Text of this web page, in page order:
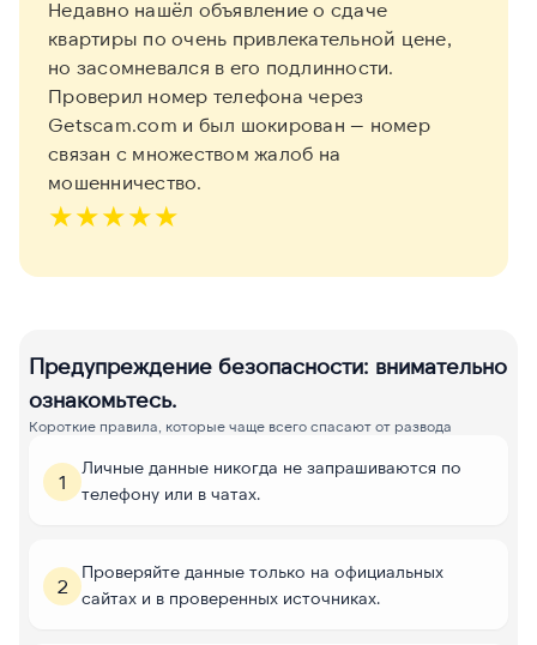
Недавно нашёл объявление о сдаче
квартиры по очень привлекательной цене,
но засомневался в его подлинности.
Проверил номер телефона через
Getscam.com и был шокирован — номер
связан с множеством жалоб на
мошенничество.
★★★★★
Предупреждение безопасности: внимательно
ознакомьтесь.
Короткие правила, которые чаще всего спасают от развода
1
Личные данные никогда не запрашиваются по
телефону или в чатах.
2
Проверяйте данные только на официальных
сайтах и в проверенных источниках.